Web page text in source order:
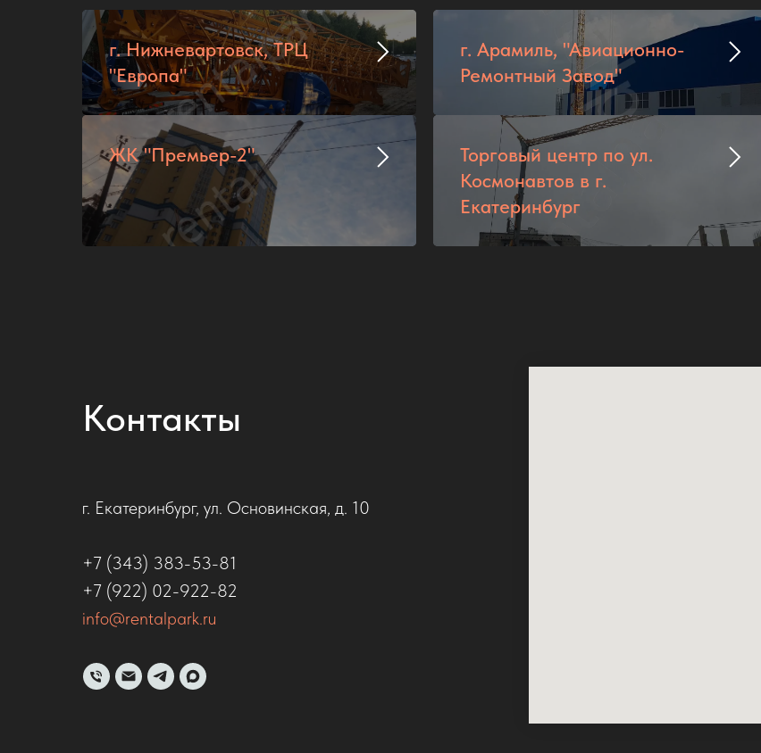
г. Нижневартовск, ТРЦ
"Европа"
г. Арамиль, "Авиационно-
Ремонтный Завод"
ЖК "Премьер-2"
Торговый центр по ул.
Космонавтов в г.
Екатеринбург
Контакты
г. Екатеринбург, ул. Основинская, д. 10
+7 (343) 383-53-81
+7 (922) 02-922-82
info@rentalpark.ru